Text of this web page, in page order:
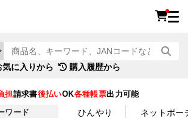
気に入りから 購入履歴から
担請求書後払いOK各種帳票出力可能
ワード ひんやり ネットポー